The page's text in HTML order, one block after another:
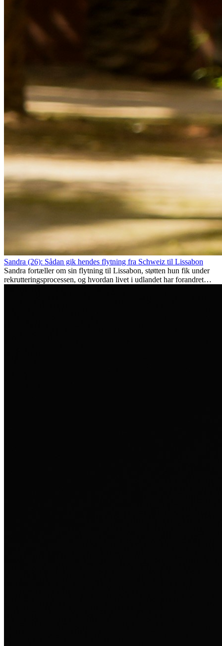
Sandra (26): Sådan gik hendes flytning fra Schweiz til Lissabon
Sandra fortæller om sin flytning til Lissabon, støtten hun fik under
rekrutteringsprocessen, og hvordan livet i udlandet har forandret